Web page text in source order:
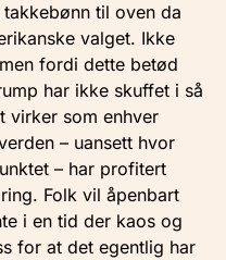
til oven da
valget. Ikke
fordi dette betød
har ikke skuffet i så
virker som enhver
– uansett hvor
– har profitert
Folk vil åpenbart
i en tid der kaos og
for at det egentlig har